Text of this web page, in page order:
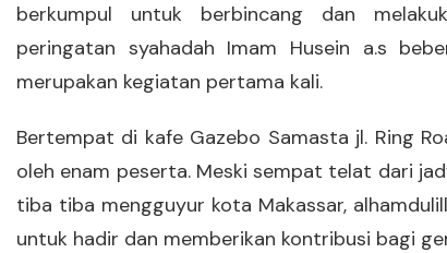
berkumpul untuk berbincang dan
peringatan syahadah Imam Husein a.s
merupakan kegiatan pertama kali.
Bertempat di kafe Gazebo Samasta jl. Ring
oleh enam peserta. Meski sempat telat dari
tiba tiba mengguyur kota Makassar,
untuk hadir dan memberikan kontribusi bagi